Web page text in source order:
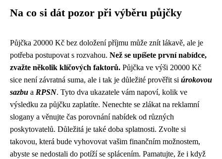
Na co si dát pozor při výběru půjčky
Půjčka 20000 Kč bez doložení příjmu může znít lákavě, ale je
potřeba postupovat s rozvahou. Než se upíšete první nabídce,
zvažte několik klíčových faktorů. Půjčka ve výši 20000 Kč
sice není závratná suma, ale i tak je důležité prověřit si úrokovou
sazbu a RPSN. Tyto dva ukazatele vám napoví, kolik ve
výsledku za půjčku zaplatíte. Nenechte se zlákat na reklamní
slogany a věnujte čas porovnání nabídek od různých
poskytovatelů. Důležitá je také doba splatnosti. Zvolte si
takovou, která bude vyhovovat vašim finančním možnostem,
abyste se nedostali do potíží se splácením. Pamatujte, že i když